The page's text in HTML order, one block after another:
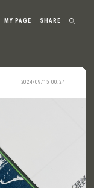
MY PAGE SHARE
2024/09/15 00:24